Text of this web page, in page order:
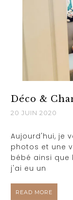
Déco &
20 JUIN 2020
Aujourd'hui, je
photos et une
bébé ainsi que
j'ai eu un
READ MORE